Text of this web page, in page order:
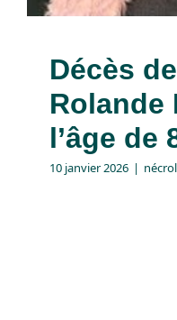
Décès
Rolande
l’âge de
10 janvier 2026 |